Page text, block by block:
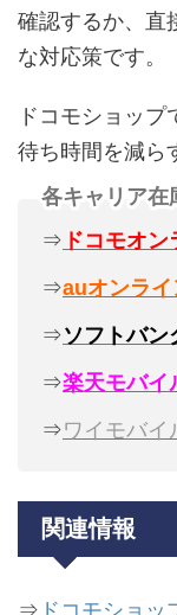
確認するか、直
な対応策です。
ドコモショップ
待ち時間を減ら
各キャリア在
⇒ ドコモオ
⇒auオンラ
⇒ソフトバン
⇒楽天モバイ
⇒ワイモバイ
関連情報
⇒ ドコモショ